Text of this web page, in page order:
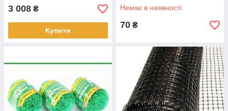
3 008 ₴
Купити
Немає в наявності
70 ₴